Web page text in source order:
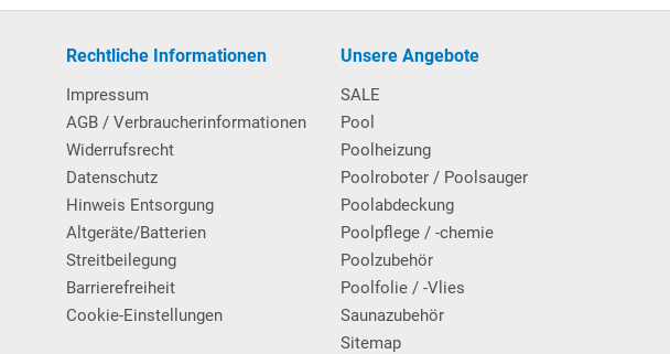
Rechtliche Informationen
Impressum
AGB / Verbraucherinformationen
Widerrufsrecht
Datenschutz
Hinweis Entsorgung
Altgeräte/Batterien
Streitbeilegung
Barrierefreiheit
Cookie-Einstellungen
Unsere Angebote
SALE
Pool
Poolheizung
Poolroboter / Poolsauger
Poolabdeckung
Poolpflege / -chemie
Poolzubehör
Poolfolie / -Vlies
Saunazubehör
Sitemap